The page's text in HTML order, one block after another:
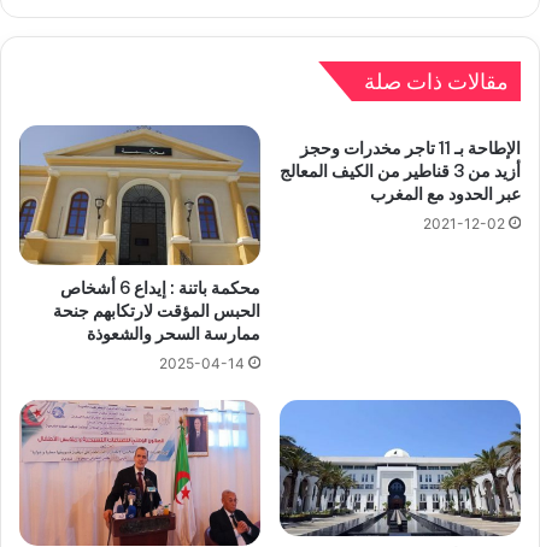
مقالات ذات صلة
الإطاحة بـ 11 تاجر مخدرات وحجز
أزيد من 3 قناطير من الكيف المعالج
عبر الحدود مع المغرب
2021-12-02
محكمة باتنة : إيداع 6 أشخاص
الحبس المؤقت لارتكابهم جنحة
ممارسة السحر والشعوذة
2025-04-14